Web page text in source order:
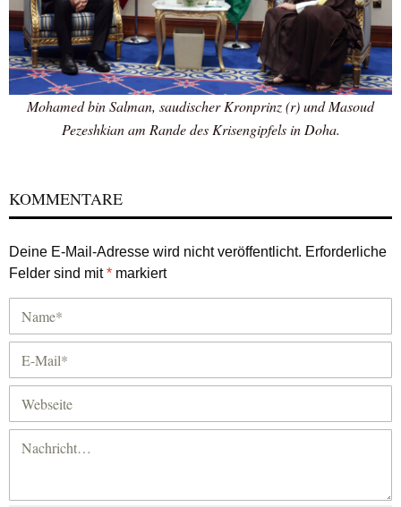
Mohamed bin Salman, saudischer Kronprinz (r) und Masoud
Pezeshkian am Rande des Krisengipfels in Doha.
KOMMENTARE
Deine E-Mail-Adresse wird nicht veröffentlicht. Erforderliche
Felder sind mit* markiert